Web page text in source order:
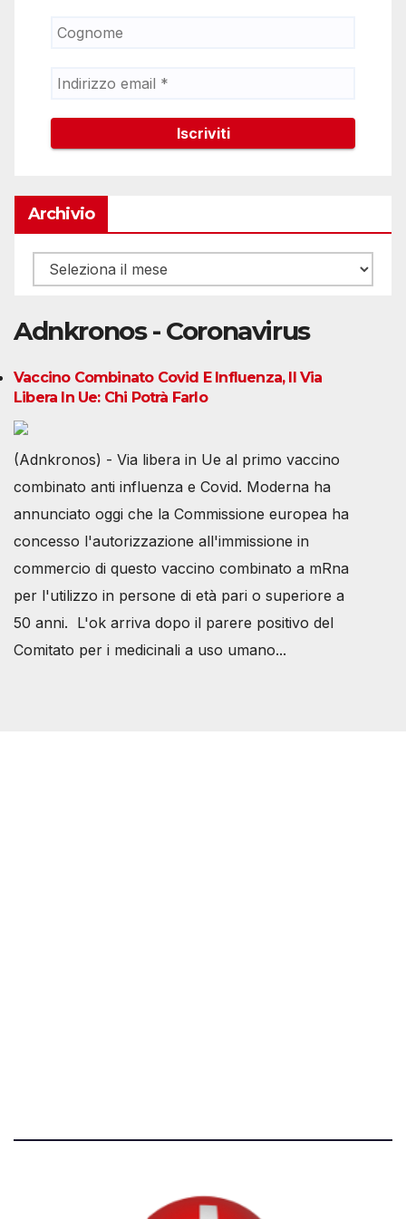
Archivio
Archivio
Adnkronos - Coronavirus
Vaccino Combinato Covid E Influenza, Il Via
Libera In Ue: Chi Potrà Farlo
(Adnkronos) - Via libera in Ue al primo vaccino
combinato anti influenza e Covid. Moderna ha
annunciato oggi che la Commissione europea ha
concesso l'autorizzazione all'immissione in
commercio di questo vaccino combinato a mRna
per l'utilizzo in persone di età pari o superiore a
50 anni. L'ok arriva dopo il parere positivo del
Comitato per i medicinali a uso umano...